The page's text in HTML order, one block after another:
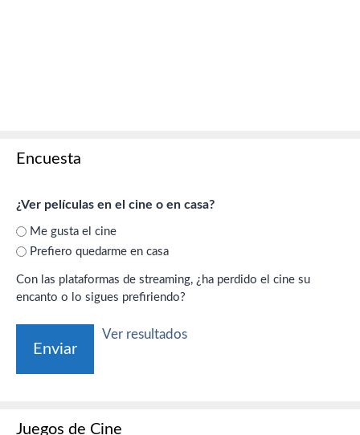
Encuesta
¿Ver películas en el cine o en casa?
Me gusta el cine
Prefiero quedarme en casa
Con las plataformas de streaming, ¿ha perdido el cine su
encanto o lo sigues prefiriendo?
Ver resultados
Juegos de Cine